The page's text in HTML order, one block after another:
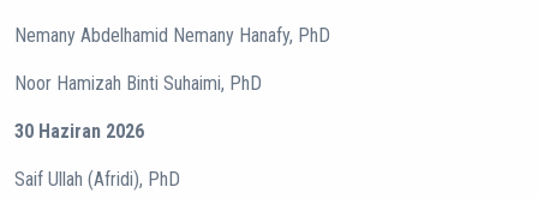
Nemany Abdelhamid Nemany Hanafy, PhD
Noor Hamizah Binti Suhaimi, PhD
30 Haziran 2026
Saif Ullah (Afridi), PhD